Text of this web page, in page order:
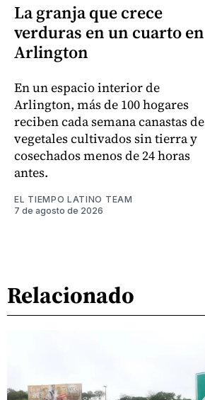
La granja que crece
verduras en un cuarto en
Arlington
En un espacio interior de
Arlington, más de 100 hogares
reciben cada semana canastas de
vegetales cultivados sin tierra y
cosechados menos de 24 horas
antes.
EL TIEMPO LATINO TEAM
7 de agosto de 2026
Relacionado